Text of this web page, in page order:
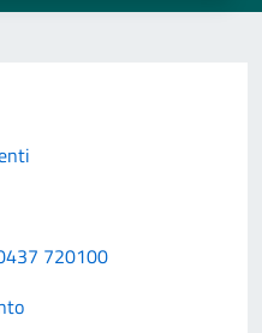
720100